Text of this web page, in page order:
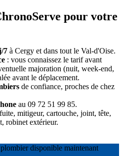
pour votre
7 à Cergy et dans tout le Val-d'Oise.
: vous connaissez le tarif avant
majoration (nuit, week-end,
avant le déplacement.
de confiance, proches de chez
au 09 72 51 99 85.
mitigeur, cartouche, joint, tête,
robinet extérieur.
disponible maintenant